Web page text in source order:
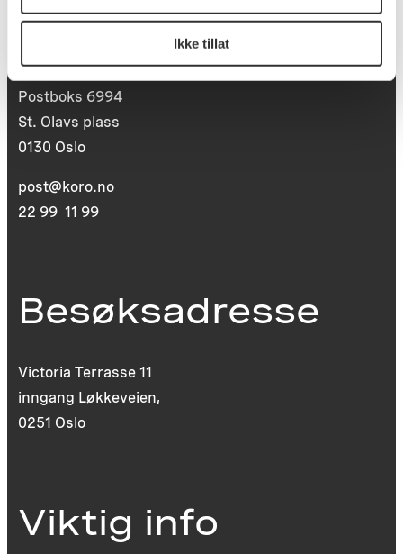
Ikke tillat
Postadresse
Postboks 6994
St. Olavs plass
0130 Oslo
post@koro.no
22 99 11 99
Besøksadresse
Victoria Terrasse 11
inngang Løkkeveien,
0251 Oslo
Viktig info